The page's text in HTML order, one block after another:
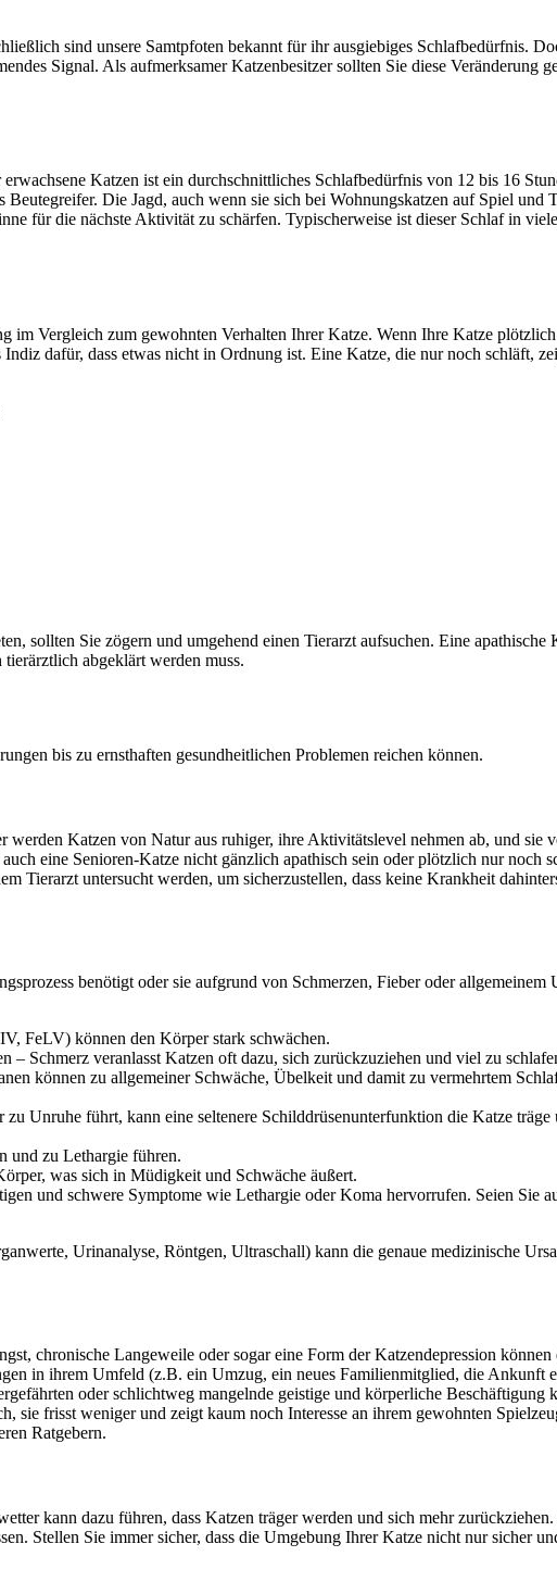
sind unsere Samtpfoten bekannt für ihr ausgiebiges Schlafbedürfnis.
Signal. Als aufmerksamer Katzenbesitzer sollten Sie diese Veränderung
Katzen ist ein durchschnittliches Schlafbedürfnis von 12 bis 16
Die Jagd, auch wenn sie sich bei Wohnungskatzen auf Spiel und
für die nächste Aktivität zu schärfen. Typischerweise ist dieser Schlaf in
im Vergleich zum gewohnten Verhalten Ihrer Katze. Wenn Ihre Katze
dafür, dass etwas nicht in Ordnung ist. Eine Katze, die nur noch schläft,
sollten Sie zögern und umgehend einen Tierarzt aufsuchen. Eine apathische
abgeklärt werden muss.
bis zu ernsthaften gesundheitlichen Problemen reichen können.
Katzen von Natur aus ruhiger, ihre Aktivitätslevel nehmen ab, und sie
eine Senioren-Katze nicht gänzlich apathisch sein oder plötzlich nur noch
Tierarzt untersucht werden, um sicherzustellen, dass keine Krankheit
benötigt oder sie aufgrund von Schmerzen, Fieber oder allgemeinem
FeLV) können den Körper stark schwächen.
Schmerz veranlasst Katzen oft dazu, sich zurückzuziehen und viel zu
können zu allgemeiner Schwäche, Übelkeit und damit zu vermehrtem
Unruhe führt, kann eine seltenere Schilddrüsenunterfunktion die Katze
und zu Lethargie führen.
was sich in Müdigkeit und Schwäche äußert.
und schwere Symptome wie Lethargie oder Koma hervorrufen. Seien Sie
Urinanalyse, Röntgen, Ultraschall) kann die genaue medizinische
chronische Langeweile oder sogar eine Form der Katzendepression
in ihrem Umfeld (z.B. ein Umzug, ein neues Familienmitglied, die Ankunft
oder schlichtweg mangelnde geistige und körperliche Beschäftigung
sie frisst weniger und zeigt kaum noch Interesse an ihrem gewohnten
Ratgebern.
kann dazu führen, dass Katzen träger werden und sich mehr
Stellen Sie immer sicher, dass die Umgebung Ihrer Katze nicht nur sicher